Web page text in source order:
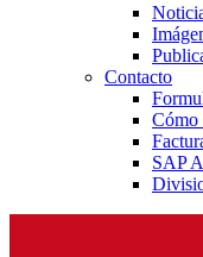
Contacto
Cómo
SAP